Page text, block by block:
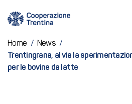
Home / News /
Trentingrana, al via la
per le bovine da latte